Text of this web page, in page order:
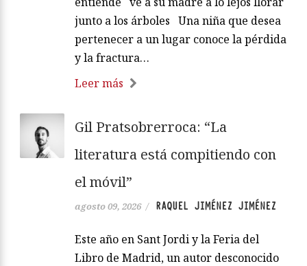
junto a los árboles Una niña que desea
pertenecer a un lugar conoce la pérdida
y la fractura…
Leer más
Gil Pratsobrerroca: “La
literatura está compitiendo con
el móvil”
agosto 09, 2026 / RAQUEL JIMÉNEZ JIMÉNEZ
Este año en Sant Jordi y la Feria del
Libro de Madrid, un autor desconocido